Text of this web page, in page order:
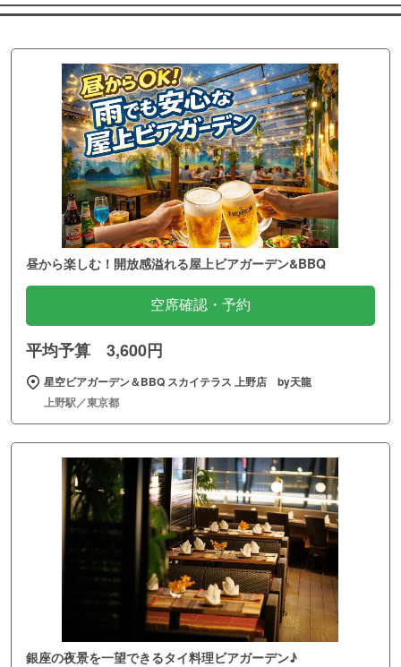
昼から楽しむ！開放感溢れる屋上ビアガーデン&BBQ
空席確認・予約
平均予算 3,600円
星空ビアガーデン＆BBQ スカイテラス 上野店 by天龍
上野駅／東京都
銀座の夜景を一望できるタイ料理ビアガーデン♪